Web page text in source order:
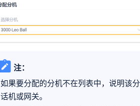
注：
如果要分配的分机不在列表中，说明该
话机或网关。